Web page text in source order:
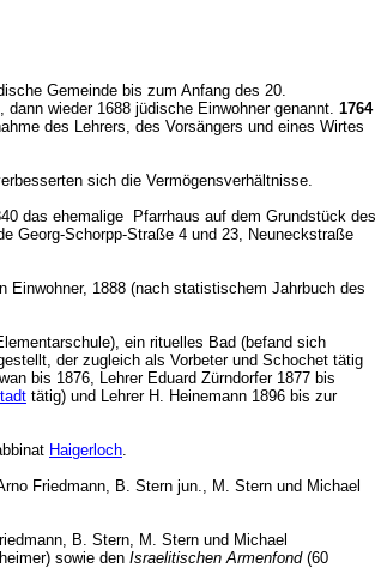
Gemeinde bis zum Anfang des 20.
dann wieder 1688 jüdische Einwohner genannt. 1764
des Lehrers, des Vorsängers und eines Wirtes
sich die Vermögensverhältnisse.
das ehemalige Pfarrhaus auf dem Grundstück des
Georg-Schorpp-Straße 4 und 23, Neuneckstraße
Einwohner, 1888 (nach statistischem Jahrbuch des
ein rituelles Bad (befand sich
der zugleich als Vorbeter und Schochet tätig
bis 1876, Lehrer Eduard Zürndorfer 1877 bis
tätig) und Lehrer H. Heinemann 1896 bis zur
Haigerloch.
Friedmann, B. Stern jun., M. Stern und Michael
B. Stern, M. Stern und Michael
sowie den Israelitischen Armenfond (60